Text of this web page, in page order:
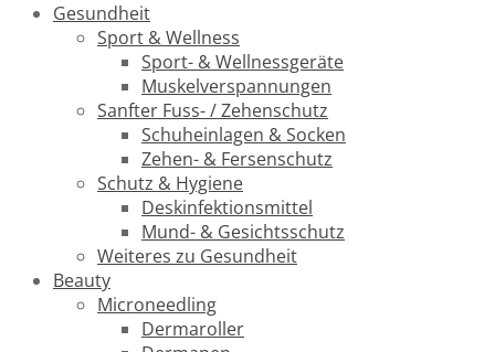
Gesundheit
Sport & Wellness
Sport- & Wellnessgeräte
Muskelverspannungen
Sanfter Fuss- / Zehenschutz
Schuheinlagen & Socken
Zehen- & Fersenschutz
Schutz & Hygiene
Deskinfektionsmittel
Mund- & Gesichtsschutz
Weiteres zu Gesundheit
Beauty
Microneedling
Dermaroller